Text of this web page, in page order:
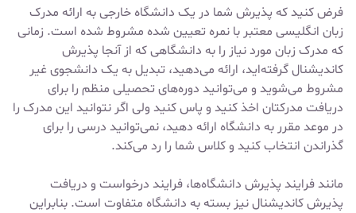
فرض کنید که پذیرش شما در یک دانشگاه خارجی به ارائه مدرک
زبان انگلیسی معتبر با نمره تعیین شده مشروط شده است. زمانی
که مدرک زبان مورد نیاز را به دانشگاهی که از آنجا پذیرش
کاندیشنال گرفته‌اید، ارائه می‌دهید، تبدیل به یک دانشجوی غیر
مشروط می‌شوید و می‌توانید دوره‌های تحصیلی منظم را برای
دریافت مدرکتان اخذ کنید و پاس کنید ولی اگر نتوانید این مدرک را
در موعد مقرر به دانشگاه ارائه دهید، نمی‌توانید درسی را برای
گذراندن انتخاب کنید و کلاس شما را رد می‌کند.
مانند فرایند پذیرش دانشگاه‌ها، فرایند درخواست و دریافت
پذیرش کاندیشنال نیز بسته به دانشگاه متفاوت است. بنابراین